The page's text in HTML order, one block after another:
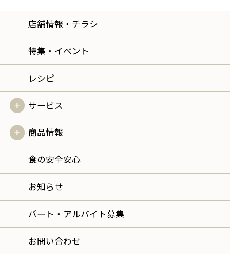
店舗情報・チラシ
特集・イベント
レシピ
サービス
商品情報
食の安全安心
お知らせ
パート・アルバイト募集
お問い合わせ